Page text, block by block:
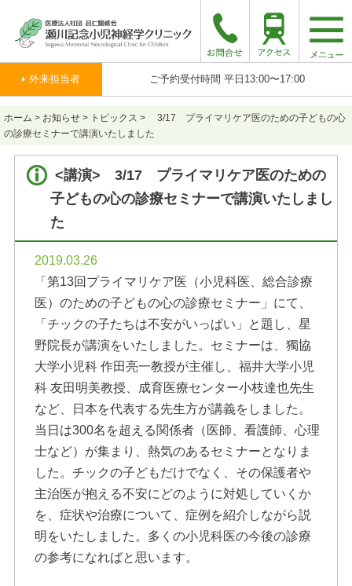
外来担当者 ご予約受付時間 平日13:00〜17:00
ホーム > お知らせ > トピックス >
3/17 プライマリケア医のための子どもの心
の診療セミナーで講演いたしました
<講演> 3/17 プライマリケア医のための
子どもの心の診療セミナーで講演いたしまし
た
2019.03.26
「第13回プライマリケア医（小児科医、総合診療
医）のための子どもの心の診療セミナー」にて、
「チックの子たちは不安がいっぱい」と題し、星
野院長が講演をいたしました。セミナーは、獨協
大学小児科 作田亮一教授が主催し、福井大学小児
科 友田明美教授、成育医療センター小枝達也先生
など、日本を代表する先生方が講義をしました。
当日は300名を超える関係者（医師、看護師、心理
士など）が集まり、熱気のあるセミナーとなりま
した。チックの子どもだけでなく、その保護者や
主治医が抱える不安にどのように対処していくか
を、症状や治療について、症例を紹介しながら説
明をいたしました。多くの小児科医の今後の診療
の参考になればと思います。